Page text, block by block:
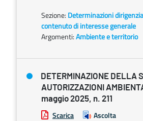
Sezione: Determinazioni
contenuto di interesse generale
Argomenti:Ambiente e territorio
DETERMINAZIONE DELLA
AUTORIZZAZIONI
maggio 2025, n. 211
Scarica Ascolta